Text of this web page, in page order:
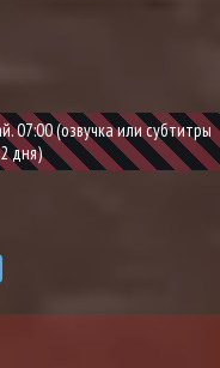
07:00 (озвучка или субтитры
дня)